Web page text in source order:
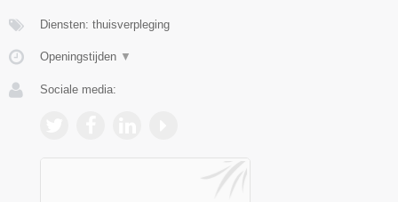
Diensten: thuisverpleging
Openingstijden ▼
Sociale media: